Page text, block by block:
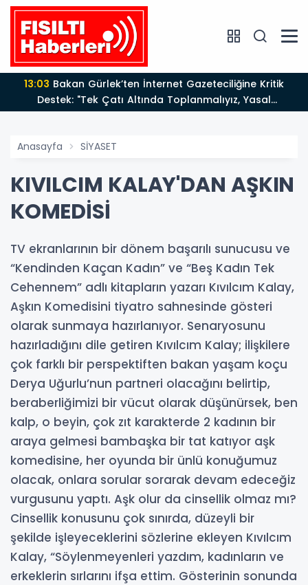
13:03
Destek: "Tek Çatı Altında Toplanmalıyız, Yasal
Düzenlemeye Hazırız"
Anasayfa SİYASET
KIVILCIM KALAY'DAN AŞKIN
KOMEDİSİ
TV ekranlarının bir dönem başarılı sunucusu ve
“Kendinden Kaçan Kadın” ve “Beş Kadın Tek
Cehennem” adlı kitapların yazarı Kıvılcım Kalay,
Aşkın Komedisini tiyatro sahnesinde gösteri
olarak sunmaya hazırlanıyor. Senaryosunu
hazırladığını dile getiren Kıvılcım Kalay; ilişkilere
çok farklı bir perspektiften bakan yaşam koçu
Derya Uğurlu’nun partneri olacağını belirtip,
beraberliğimizi bir vücut olarak düşünürsek, ben
kalp, o beyin, çok zıt karakterde 2 kadının bir
araya gelmesi bambaşka bir tat katıyor aşk
komedisine, her oyunda bir ünlü konuğumuz
olacak, onlara sorular sorarak devam edeceğiz
vurgusunu yaptı. Aşk olur da cinsellik olmaz mı?
Cinsellik konusunu çok sınırda, düzeyli bir
şekilde işleyeceklerini sözlerine ekleyen Kıvılcım
Kalay, “Söylenmeyenleri yazdım, kadınların ve
erkeklerin sırlarını ifşa ettim. Gösterinin sonunda